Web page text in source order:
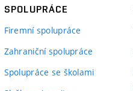
SPOLUPRÁCE
Firemní spolupráce
Zahraniční spolupráce
Spolupráce se školami